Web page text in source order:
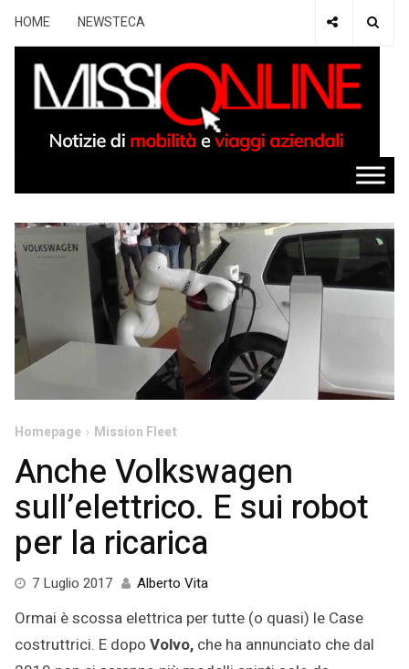
HOME NEWSTECA
Homepage Mission Fleet
Anche Volkswagen
sull’elettrico. E sui robot
per la ricarica
7 Luglio 20177
2017
Alberto Vita
Ormai è scossa elettrica per tutte (o quasi) le Case
costruttrici. E dopo Volvo, che ha annunciato che dal